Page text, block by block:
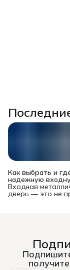
Как выбрать и
надежную
металлическую
Новосибирске?
Входная
дверь — это не
имущества и
уровень шума,
и даже
восприятие